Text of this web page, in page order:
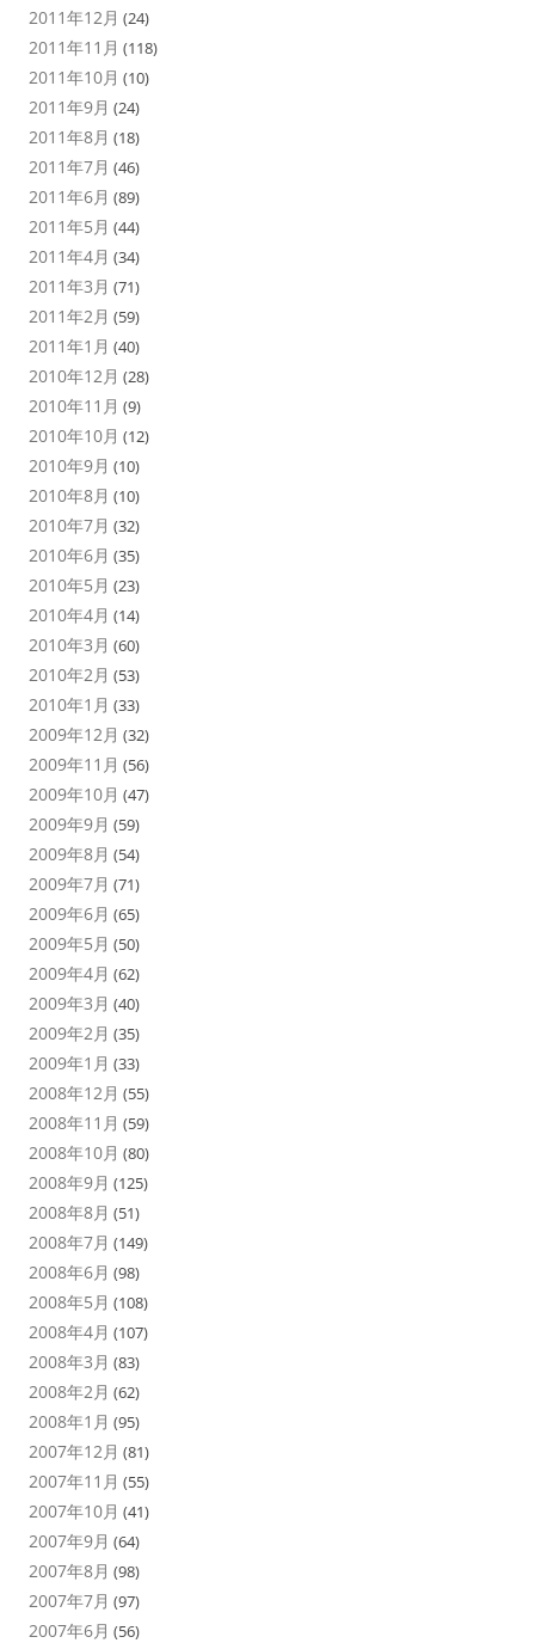
2011年12月 (24)
2011年11月 (118)
2011年10月 (10)
2011年9月 (24)
2011年8月 (18)
2011年7月 (46)
2011年6月 (89)
2011年5月 (44)
2011年4月 (34)
2011年3月 (71)
2011年2月 (59)
2011年1月 (40)
2010年12月 (28)
2010年11月 (9)
2010年10月 (12)
2010年9月 (10)
2010年8月 (10)
2010年7月 (32)
2010年6月 (35)
2010年5月 (23)
2010年4月 (14)
2010年3月 (60)
2010年2月 (53)
2010年1月 (33)
2009年12月 (32)
2009年11月 (56)
2009年10月 (47)
2009年9月 (59)
2009年8月 (54)
2009年7月 (71)
2009年6月 (65)
2009年5月 (50)
2009年4月 (62)
2009年3月 (40)
2009年2月 (35)
2009年1月 (33)
2008年12月 (55)
2008年11月 (59)
2008年10月 (80)
2008年9月 (125)
2008年8月 (51)
2008年7月 (149)
2008年6月 (98)
2008年5月 (108)
2008年4月 (107)
2008年3月 (83)
2008年2月 (62)
2008年1月 (95)
2007年12月 (81)
2007年11月 (55)
2007年10月 (41)
2007年9月 (64)
2007年8月 (98)
2007年7月 (97)
2007年6月 (56)